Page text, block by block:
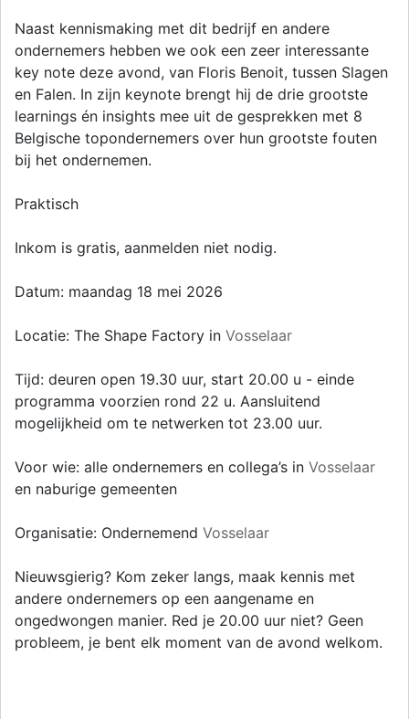
Naast kennismaking met dit bedrijf en andere
ondernemers hebben we ook een zeer interessante
key note deze avond, van Floris Benoit, tussen Slagen
en Falen. In zijn keynote brengt hij de drie grootste
learnings én insights mee uit de gesprekken met 8
Belgische topondernemers over hun grootste fouten
bij het ondernemen.
Praktisch
Inkom is gratis, aanmelden niet nodig.
Datum: maandag 18 mei 2026
Locatie: The Shape Factory in Vosselaar
Tijd: deuren open 19.30 uur, start 20.00 u - einde
programma voorzien rond 22 u. Aansluitend
mogelijkheid om te netwerken tot 23.00 uur.
Voor wie: alle ondernemers en collega’s in Vosselaar
en naburige gemeenten
Organisatie: Ondernemend Vosselaar
Nieuwsgierig? Kom zeker langs, maak kennis met
andere ondernemers op een aangename en
ongedwongen manier. Red je 20.00 uur niet? Geen
probleem, je bent elk moment van de avond welkom.